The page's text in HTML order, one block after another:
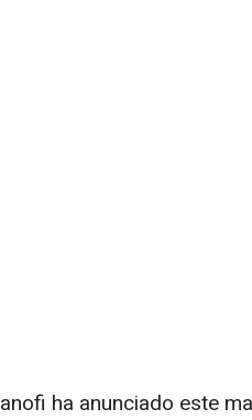
ha anunciado este